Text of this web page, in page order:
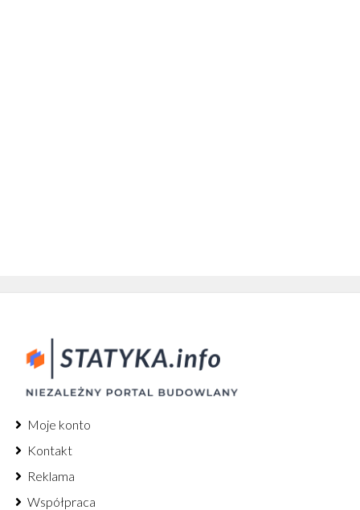
Moje konto
Kontakt
Reklama
Współpraca